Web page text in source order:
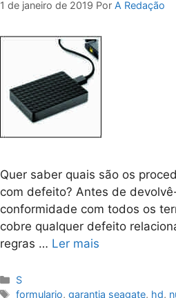
1 de janeiro de 2019 Por A Redação
Quer saber quais são os
com defeito? Antes de
conformidade com todos os
cobre qualquer defeito
regras … Ler mais
Categorias
S
Tags
formulario,garantia seagate, hd,